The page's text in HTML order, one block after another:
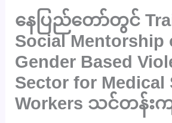
နေပြည်တော်တွင်
Social Mentorship
Gender Based
Sector for Medical
Workers သင်တန်းက